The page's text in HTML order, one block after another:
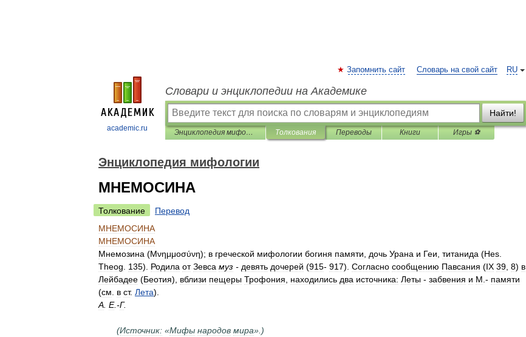
academic.ru
RU
Запомнить сайт Словарь на свой сайт
Словари и энциклопедии на Академике
Найти!
Энциклопедия мифологии Толкования Переводы Книги Игры ⚽
Энциклопедия мифологии
МНЕМОСИНА
Толкование
Перевод
МНЕМОСИНА
МНЕМОСИНА
Мнемозина (Μνημμοσύνη); в греческой мифологии богиня памяти дочь Урана и Геи титанида (Hes
Theog
135). Родила от Зевса муз - девять дочерей (915- 917). Согласно сообщению Павсания (IX 39 8) в
Лейбадее (Беотия), вблизи пещеры Трофония находились два источника: Леты - забвения и М .- памяти
(см в ст. Лета).
А Е.-Г.
(Источник: «Мифы народов мира».)